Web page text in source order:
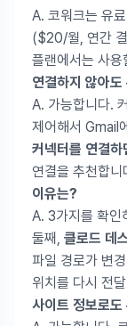
A. 코워크는 유
($20/월, 연간
플랜에서는 사용
연결하지 않아
A. 가능합니다.
제어해서 Gmail
커넥터를 연결하
연결을 추천합니
이유는?
A. 3가지를 확인
둘째, 클로드 데
파일 경로가 변
위치를 다시 전
사이트 정보로